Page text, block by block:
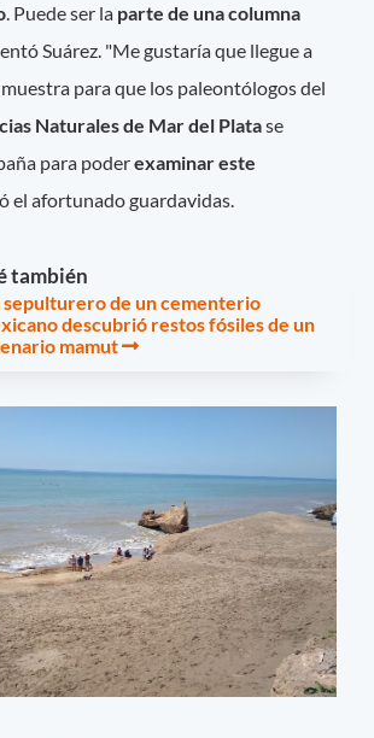
. Puede ser la parte de una columna
Suárez. "Me gustaría que llegue a
para que los paleontólogos del
Naturales de Mar del Platase
para poderexaminar este
el afortunado guardavidas.
también
sepulturero de un cementerio
descubrió restos fósiles de un
mamut